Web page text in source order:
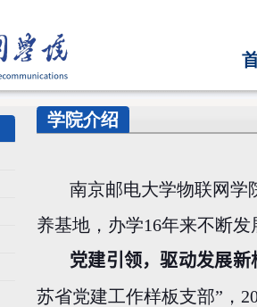
学院介绍
南京邮电大学物联网学
养基地，办学16年来不断发
党建引领，驱动发展新
苏省党建工作样板支部”，